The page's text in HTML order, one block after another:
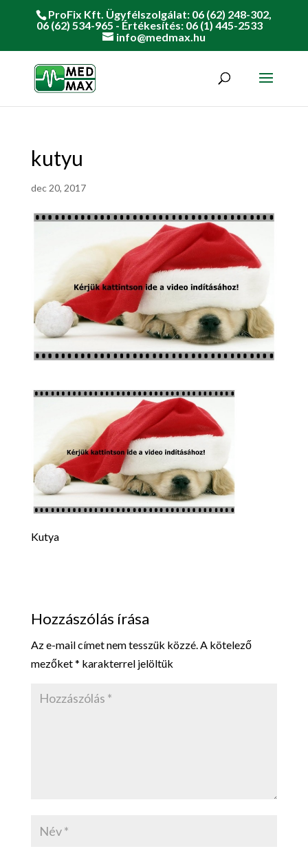
ProFix Kft. Ügyfélszolgálat: 06 (62) 248-302,
06 (62) 534-965 - Értékesítés: 06 (1) 445-2533
info@medmax.hu
kutyu
dec 20, 2017
Kutya
Hozzászólás írása
Az e-mail címet nem tesszük közzé. A kötelező
mezőket* karakterrel jelöltük